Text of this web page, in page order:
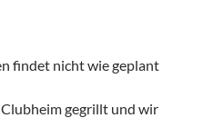
findet nicht wie geplant
gegrillt und wir